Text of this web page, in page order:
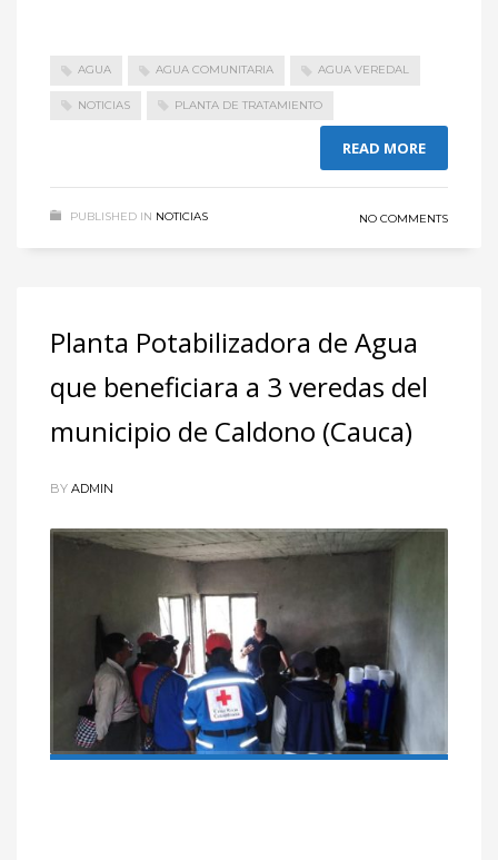
AGUA AGUA COMUNITARIA AGUA VEREDAL
NOTICIAS PLANTA DE TRATAMIENTO
READ MORE
PUBLISHED IN NOTICIAS NO COMMENTS
Planta Potabilizadora de Agua
que beneficiara a 3 veredas del
municipio de Caldono (Cauca)
BY ADMIN